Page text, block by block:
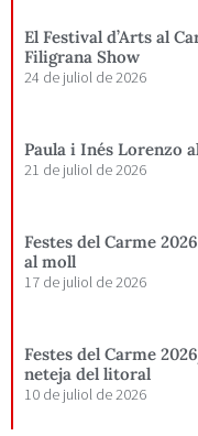
El Festival d’Arts al
Filigrana Show
24 de juliol de 2026
Paula i Inés Lorenzo
21 de juliol de 2026
Festes del Carme
al moll
17 de juliol de 2026
Festes del Carme
neteja del litoral
10 de juliol de 2026